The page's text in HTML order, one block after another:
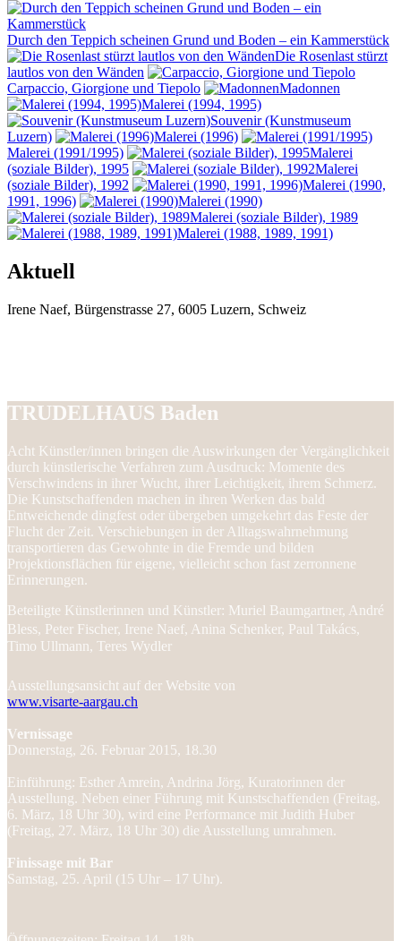
Durch den Teppich scheinen Grund und Boden – ein Kammerstück
Die Rosenlast stürzt
lautlos von den Wänden
Carpaccio, Giorgione und Tiepolo
Madonnen
Malerei (1994, 1995)
Souvenir (Kunstmuseum
Luzern)
Malerei (1996)
Malerei (1991/1995)
Malerei
(soziale Bilder), 1995
Malerei
(soziale Bilder), 1992
Malerei (1990,
1991, 1996)
Malerei (1990)
Malerei (soziale Bilder), 1989
Malerei (1988, 1989, 1991)
Aktuell
Irene Naef, Bürgenstrasse 27, 6005 Luzern, Schweiz
TRUDELHAUS Baden
Acht Künstler/innen bringen die Auswirkungen der Vergänglichkeit
durch künstlerische Verfahren zum Ausdruck: Momente des
Verschwindens in ihrer Wucht, ihrer Leichtigkeit, ihrem Schmerz.
Die Kunstschaffenden machen in ihren Werken das bald
Entweichende dingfest oder übergeben umgekehrt das Feste der
Flucht der Zeit. Verschiebungen in der Alltagswahrnehmung
transportieren das Gewohnte in die Fremde und bilden
Projektionsflächen für eigene, vielleicht schon fast zerronnene
Erinnerungen.
Beteiligte Künstlerinnen und Künstler: Muriel Baumgartner, André
Bless, Peter Fischer, Irene Naef, Anina Schenker, Paul Takács,
Timo Ullmann, Teres Wydler
Ausstellungsansicht auf der Website von
www.visarte-aargau.ch
Vernissage
Donnerstag, 26. Februar 2015, 18.30
Einführung: Esther Amrein, Andrina Jörg, Kuratorinnen der
Ausstellung. Neben einer Führung mit Kunstschaffenden (Freitag,
6. März, 18 Uhr 30), wird eine Performance mit Judith Huber
(Freitag, 27. März, 18 Uhr 30) die Ausstellung umrahmen.
Finissage mit Bar
Samstag, 25. April (15 Uhr – 17 Uhr).